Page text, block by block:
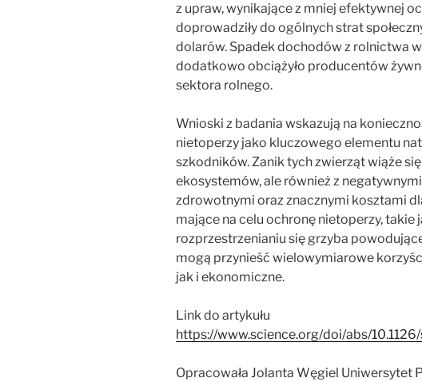
z upraw, wynikające z mniej efektywnej
doprowadziły do ogólnych strat
dolarów. Spadek dochodów z rolnictwa
dodatkowo obciążyło producentów
sektora rolnego.
Wnioski z badania wskazują na
nietoperzy jako kluczowego elementu
szkodników. Zanik tych zwierząt wiąże
ekosystemów, ale również z
zdrowotnymi oraz znacznymi kosztami
mające na celu ochronę nietoperzy, takie
rozprzestrzenianiu się grzyba
mogą przynieść wielowymiarowe
jak i ekonomiczne.
Link do artykułu
https://www.science.org/doi/abs/
Opracowała Jolanta Węgiel Uniwersytet